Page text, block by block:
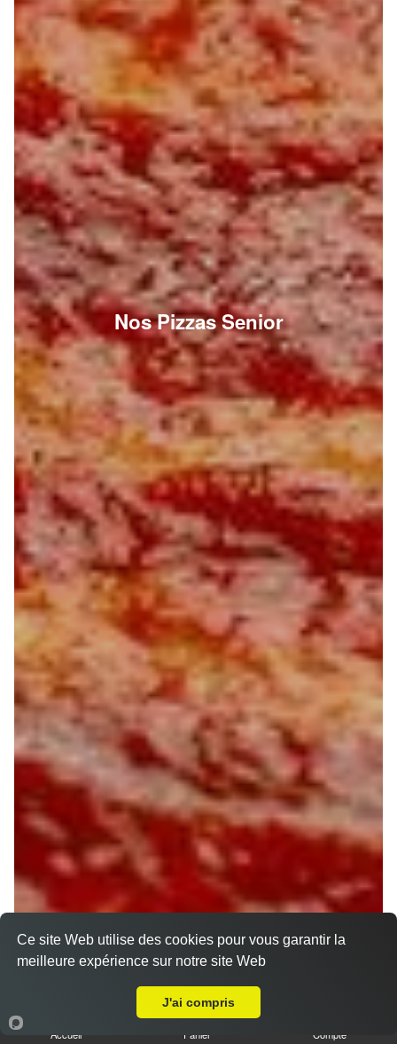
Nos Pizzas Senior
Accueil Panier Compte
Ce site Web utilise des cookies pour vous garantir la
meilleure expérience sur notre site Web
J'ai compris